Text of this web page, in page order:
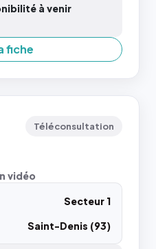
à venir
fiche
Téléconsultation
vidéo
Secteur 1
Saint-Denis (93)